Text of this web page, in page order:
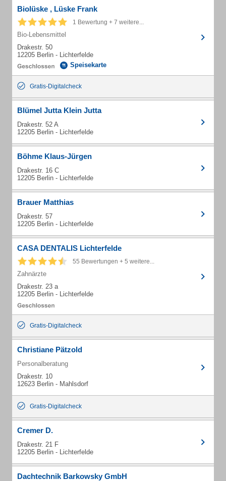
Biolüske , Lüske Frank
1 Bewertung + 7 weitere...
Bio-Lebensmittel
Drakestr. 50
12205 Berlin - Lichterfelde
Speisekarte
Gratis-Digitalcheck
Blümel Jutta Klein Jutta
Drakestr. 52 A
12205 Berlin - Lichterfelde
Böhme Klaus-Jürgen
Drakestr. 16 C
12205 Berlin - Lichterfelde
Brauer Matthias
Drakestr. 57
12205 Berlin - Lichterfelde
CASA DENTALIS Lichterfelde
55 Bewertungen + 5 weitere...
Zahnärzte
Drakestr. 23 a
12205 Berlin - Lichterfelde
Gratis-Digitalcheck
Christiane Pätzold
Personalberatung
Drakestr. 10
12623 Berlin - Mahlsdorf
Gratis-Digitalcheck
Cremer D.
Drakestr. 21 F
12205 Berlin - Lichterfelde
Dachtechnik Barkowsky GmbH